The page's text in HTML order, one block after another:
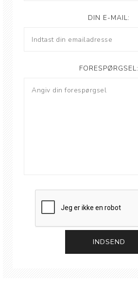
DIN E-MAIL:
FORESPØRGSEL: